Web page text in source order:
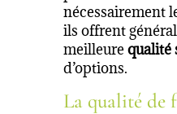
nécessairement
ils offrent
meilleurequalité
d’options.
La qualité de